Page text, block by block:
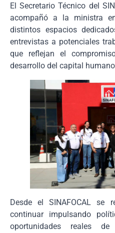
El Secretario Técnico del
acompañó a la ministra
distintos espacios
entrevistas a potenciales
que reflejan el
desarrollo del capital
Desde el SINAFOCAL se
continuar impulsando
oportunidades reales